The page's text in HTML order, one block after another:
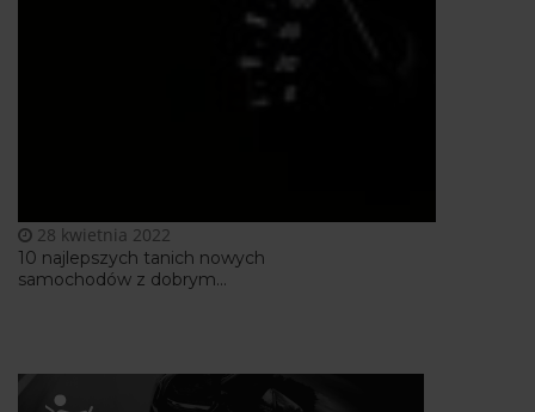
10 najlepszych tanich nowych
samochodów z dobrym...
28 kwietnia 2022